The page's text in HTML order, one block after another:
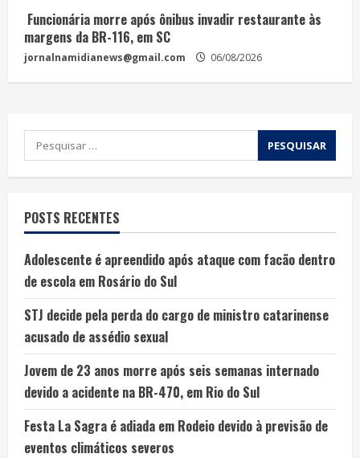
Funcionária morre após ônibus invadir restaurante às
margens da BR-116, em SC
jornalnamidianews@gmail.com 06/08/2026
POSTS RECENTES
Adolescente é apreendido após ataque com facão dentro
de escola em Rosário do Sul
STJ decide pela perda do cargo de ministro catarinense
acusado de assédio sexual
Jovem de 23 anos morre após seis semanas internado
devido a acidente na BR-470, em Rio do Sul
Festa La Sagra é adiada em Rodeio devido à previsão de
eventos climáticos severos